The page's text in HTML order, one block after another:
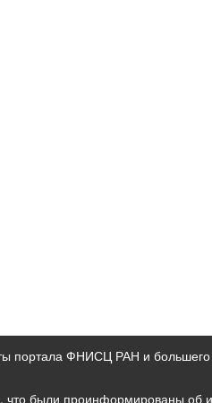
данных
портала ФНИСЦ РАН и
что были проинформированы